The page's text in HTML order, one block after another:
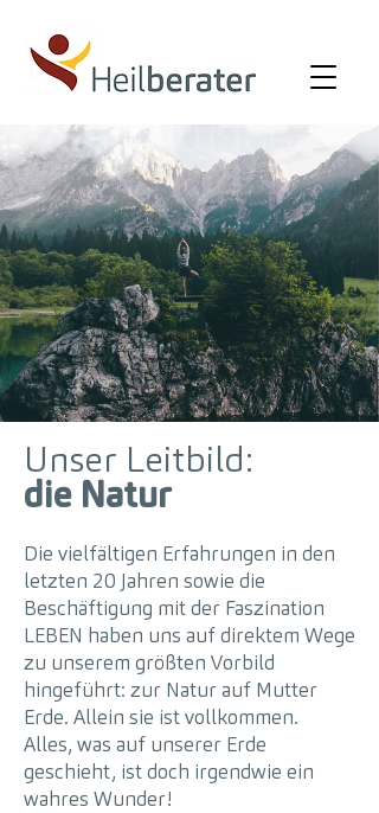
Unser Leitbild:
die Natur
Die vielfältigen Erfahrungen in den
letzten 20 Jahren sowie die
Beschäftigung mit der Faszination
LEBEN haben uns auf direktem Wege
zu unserem größten Vorbild
hingeführt: zur Natur auf Mutter
Erde. Allein sie ist vollkommen.
Alles, was auf unserer Erde
geschieht, ist doch irgendwie ein
wahres Wunder!